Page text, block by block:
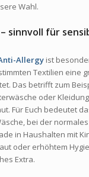
Wahl.
sinnvoll für
Allergyist
Textilien eine
Das betrifft zum
oder
Für Euch bedeutet
bei der
in Haushalten mit
oder erhöhtem
Extra.